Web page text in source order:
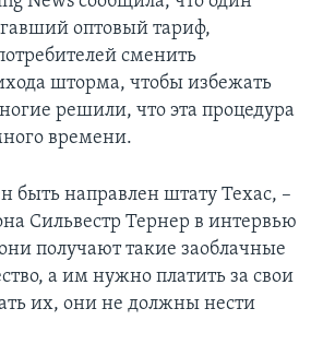
оптовый тариф,
сменить
шторма, чтобы избежать
решили, что эта процедура
времени.
быть направлен штату Техас, –
Сильвестр Тернер в интервью
получают такие заоблачные
а им нужно платить за свои
их, они не должны нести